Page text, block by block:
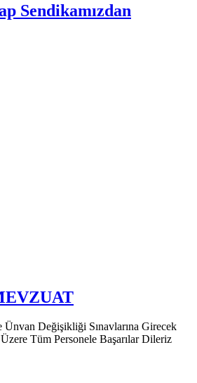
Sendikamızdan
Değişikliği Sınavlarına Girecek
Tüm Personele Başarılar Dileriz